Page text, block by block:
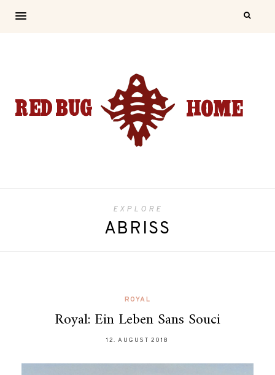
EXPLORE
ABRISS
ROYAL
Royal: Ein Leben Sans Souci
12. AUGUST 2018